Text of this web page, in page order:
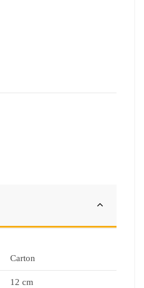
Carton
12 cm